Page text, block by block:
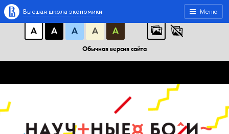
A A A АБB
АБB
А
А А А А
Обычная версия сайта
Меню
Высшая школа экономики